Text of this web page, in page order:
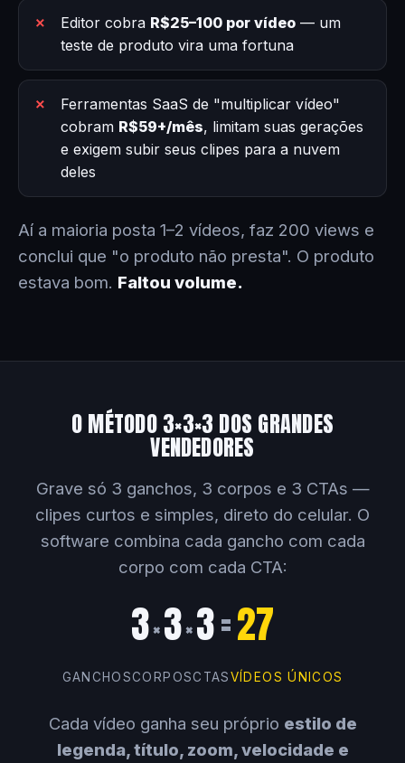
Editor cobra R$25–100 por vídeo — um
teste de produto vira uma fortuna
Ferramentas SaaS de "multiplicar vídeo"
cobram R$59+/mês, limitam suas gerações
e exigem subir seus clipes para a nuvem
deles
Aí a maioria posta 1–2 vídeos, faz 200 views e
conclui que "o produto não presta". O produto
estava bom. Faltou volume.
O MÉTODO 3×3×3 DOS GRANDES
VENDEDORES
Grave só 3 ganchos, 3 corpos e 3 CTAs —
clipes curtos e simples, direto do celular. O
software combina cada gancho com cada
corpo com cada CTA:
3×3×3=27
GANCHOSCORPOSCTASVÍDEOS ÚNICOS
Cada vídeo ganha seu próprio estilo de
legenda, título, zoom, velocidade e